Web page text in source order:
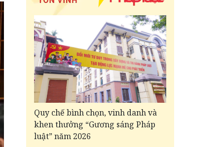
Quy chế bình chọn, vinh danh và
khen thưởng “Gương sáng Pháp
luật” năm 2026